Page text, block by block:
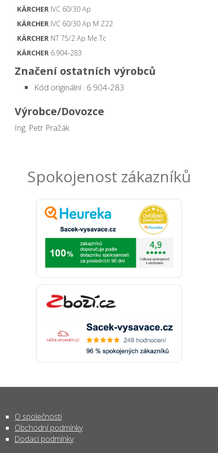
KÄRCHER IVC 60/30 Ap
KÄRCHER IVC 60/30 Ap M Z22
KÄRCHER NT 75/2 Ap Me Tc
KÄRCHER 6.904-283
Značení ostatních výrobců
Kód originální : 6.904-283
Výrobce/Dovozce
Ing. Petr Pražák
Spokojenost zákazníků
O společnosti
Obchodní podmínky
Dodací podmínky